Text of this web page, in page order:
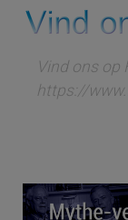
Vind ons op
https://